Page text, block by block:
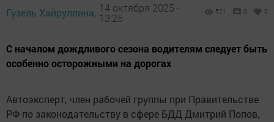
Гузель Хайруллина, 14 октября 2025 -
13:25
521 0 0
С началом дождливого сезона водителям следует быть
особенно осторожными на дорогах
Автоэксперт, член рабочей группы при Правительстве
РФ по законодательству в сфере БДД Дмитрий Попов,